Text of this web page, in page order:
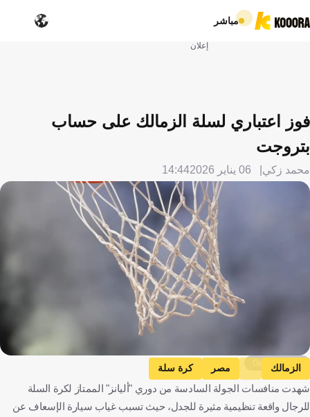
مباشر
إعلان
فوز اعتباري لسلة الزمالك على حساب
بتروجت
محمد زكي 06 يناير 2026 14:44
Getty Images
الزمالك مصر كرة سلة
شهدت منافسات الجولة السادسة من دوري "أليانز" الممتاز لكرة السلة
للرجال واقعة تنظيمية مثيرة للجدل، حيث تسبب غياب سيارة الإسعاف عن